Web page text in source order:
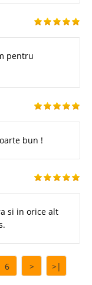
pentru
bun !
si in orice alt
6 > >|